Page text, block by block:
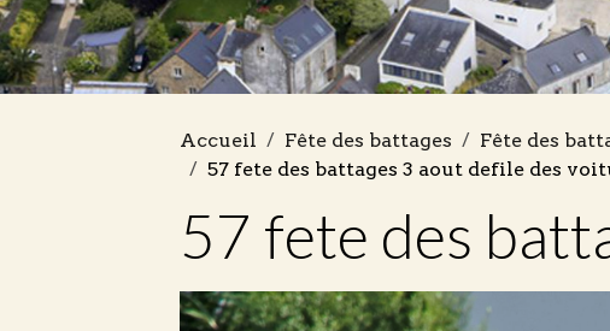
Accueil Fête des battages Fête des
57 fete des battages 3 aout defile des
57 fete des